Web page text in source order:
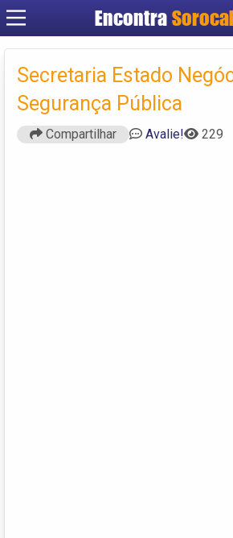
Encontra
Cadastrar
Criar conta
Secretaria Estado
Segurança Pública
Compartilhar Avalie! 229